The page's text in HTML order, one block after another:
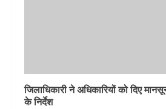
जिलाधिकारी ने अधिकारियों को दिए
के निर्देश